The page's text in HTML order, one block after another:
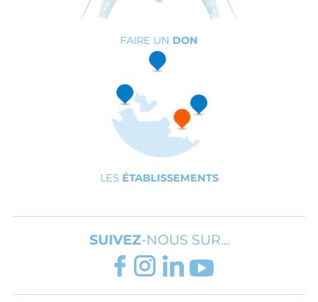
FAIRE UN DON
LES ÉTABLISSEMENTS
SUIVEZ-NOUS SUR…
FACEBOOK
INSTAGRAM
LINKEDIN
YOUTUBE